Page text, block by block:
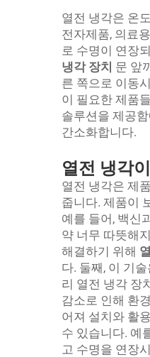
열전 냉각은 온
전자제품, 의료
로 수명이 연장
냉각 장치 문 앞
른 쪽으로 이동
이 필요한 제품
솔루션을 제공
간소화합니다.
열전 냉각
열전 냉각은 제
줍니다. 제품이
예를 들어, 백신
약 너무 따뜻해
해결하기 위해
다. 둘째, 이 기
리 열전 냉각 장
감소로 인해 환
어져 설치와 활
수 있습니다. 예
고 수명을 연장